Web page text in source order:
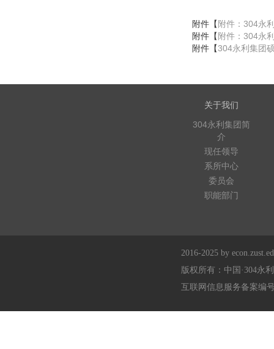
附件【 附件：304永
附件【 附件：304永
附件【304永利集团
关于我们
304永利集团简
介
现任领导
系所中心
委员会
职能部门
2016-2025 by
版权所有：中国·304永
互联网信息服务备案编